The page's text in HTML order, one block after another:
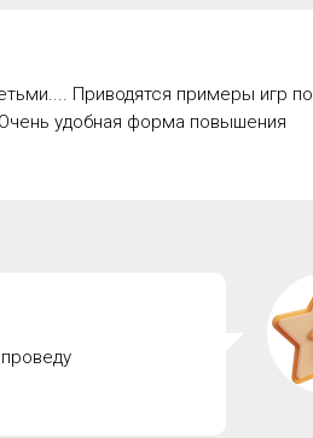
Приводятся примеры игр по
удобная форма повышения